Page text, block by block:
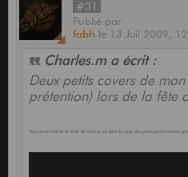
#31
Publié par
fabh le 13 Juil 2009,
Charles.m a écrit :
Deux petits covers de
prétention) lors de la fête
Vous avez même le droit de mettre ça dans le topic des pires performances